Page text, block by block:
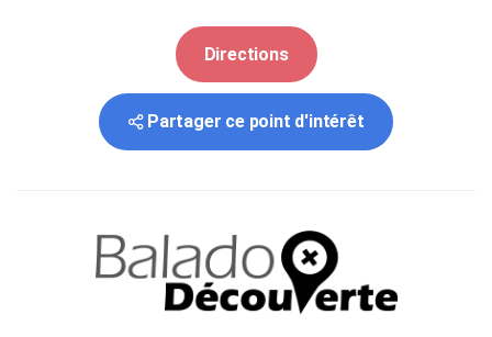
Directions
Partager ce point d'intérêt